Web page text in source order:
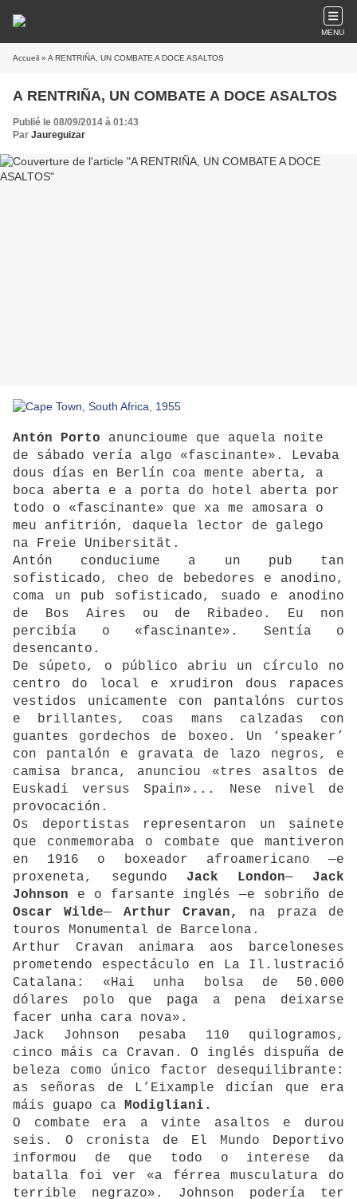
MENU
Accueil » A RENTRIÑA, UN COMBATE A DOCE ASALTOS
A RENTRIÑA, UN COMBATE A DOCE ASALTOS
Publié le 08/09/2014 à 01:43
Par Jaureguizar
Antón Porto anuncioume que aquela noite
de sábado vería algo «fascinante». Levaba
dous días en Berlín coa mente aberta, a
boca aberta e a porta do hotel aberta por
todo o «fascinante» que xa me amosara o
meu anfitrión, daquela lector de galego
na Freie Unibersität.
Antón conduciume a un pub tan
sofisticado, cheo de bebedores e anodino,
coma un pub sofisticado, suado e anodino
de Bos Aires ou de Ribadeo. Eu non
percibía o «fascinante». Sentía o
desencanto.
De súpeto, o público abriu un círculo no
centro do local e xrudiron dous rapaces
vestidos unicamente con pantalóns curtos
e brillantes, coas mans calzadas con
guantes gordechos de boxeo. Un ‘speaker’
con pantalón e gravata de lazo negros, e
camisa branca, anunciou «tres asaltos de
Euskadi versus Spain»... Nese nivel de
provocación.
Os deportistas representaron un sainete
que conmemoraba o combate que mantiveron
en 1916 o boxeador afroamericano —e
proxeneta, segundo Jack London— Jack
Johnson e o farsante inglés —e sobriño de
Oscar Wilde— Arthur Cravan,
na praza de
touros Monumental de Barcelona.
Arthur Cravan animara aos barceloneses
prometendo espectáculo en La Il.lustració
Catalana: «Hai unha bolsa de 50.000
dólares polo que paga a pena deixarse
facer unha cara nova».
Jack Johnson pesaba 110 quilogramos,
cinco máis ca Cravan. O inglés dispuña de
beleza como único factor desequilibrante:
as señoras de L’Eixample dicían que era
máis guapo ca Modigliani.
O combate era a vinte asaltos e durou
seis. O cronista de El Mundo Deportivo
informou de que todo o interese da
batalla foi ver «a férrea musculatura do
terrible negrazo». Johnson podería ter